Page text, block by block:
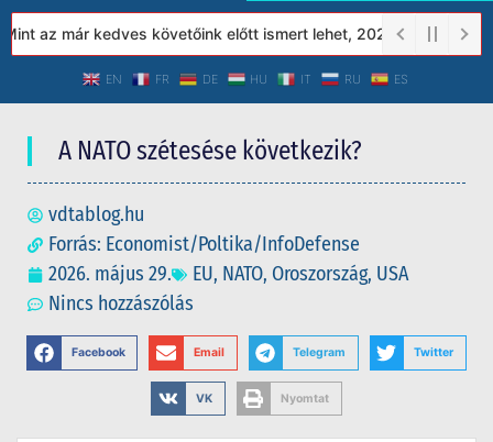
már kedves követőink előtt ismert lehet, 2023-tól a Védett
EN FR DE HU IT RU ES
A NATO szétesése következik?
vdtablog.hu
Forrás: Economist/Poltika/InfoDefense
2026. május 29.
EU, NATO, Oroszország, USA
Nincs hozzászólás
Facebook Email Telegram Twitter
VK Nyomtat